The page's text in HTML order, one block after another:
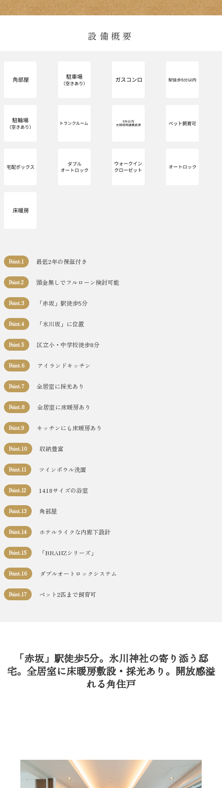
設備概要
Point.1 最低2年の保証付き
Point.2 頭金無しでフルローン検討可能
Point.3 「赤坂」駅徒歩5分
Point.4 「氷川坂」に位置
Point.5 区立小・中学校徒歩8分
Point.6 アイランドキッチン
Point.7 全居室に採光あり
Point.8 全居室に床暖房あり
Point.9 キッチンにも床暖房あり
Point.10 収納豊富
Point.11 ツインボウル洗面
Point.12 1418サイズの浴室
Point.13 角部屋
Point.14 ホテルライクな内廊下設計
Point.15 「BRANZシリーズ」
Point.16 ダブルオートロックシステム
Point.17 ペット2匹まで飼育可
「赤坂」駅徒歩5分。氷川神社の寄り添う邸
宅。全居室に床暖房敷設・採光あり。開放感溢
れる角住戸